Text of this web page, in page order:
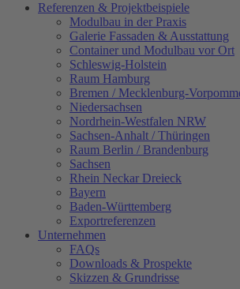
Referenzen & Projektbeispiele
Modulbau in der Praxis
Galerie Fassaden & Ausstattung
Container und Modulbau vor Ort
Schleswig-Holstein
Raum Hamburg
Bremen / Mecklenburg-
Niedersachsen
Nordrhein-Westfalen NRW
Sachsen-Anhalt / Thüringen
Raum Berlin / Brandenburg
Sachsen
Rhein Neckar Dreieck
Bayern
Baden-Württemberg
Exportreferenzen
Unternehmen
FAQs
Downloads & Prospekte
Skizzen & Grundrisse